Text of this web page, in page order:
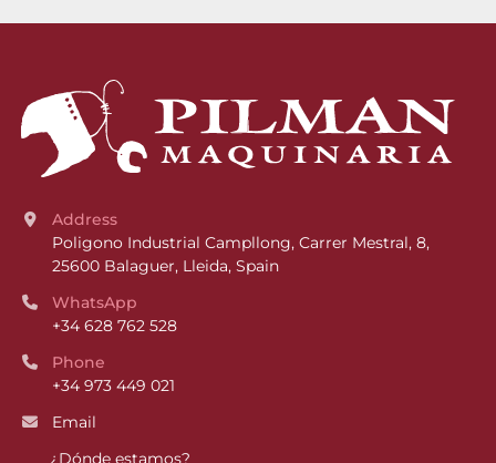
Address
Poligono Industrial Campllong, Carrer Mestral, 8,
25600 Balaguer, Lleida, Spain
WhatsApp
+34 628 762 528
Phone
+34 973 449 021
Email
¿Dónde estamos?